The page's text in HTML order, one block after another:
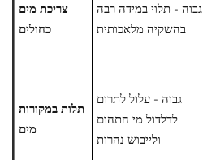
צריכת מים
כחולים
גבוה - תלוי במידה רבה
בהשקיה מלאכותית
תלות במקורות
מים
גבוה - עלול לתרום
לדלדול מי התהום
ולייבוש נהרות